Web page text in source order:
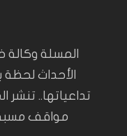
المسلة وكالة
الأحداث لحظة
تداعياتها.. تنشر
مواقف